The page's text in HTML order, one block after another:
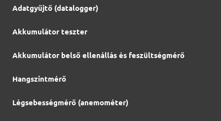
Adatgyűjtő (datalogger)
Akkumulátor teszter
Akkumulátor belső ellenállás és feszültségmérő
Hangszintmérő
Légsebességmérő (anemométer)